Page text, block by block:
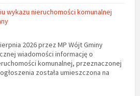
wykazu nieruchomości komunalnej
2026 przez MP Wójt Gminy
wiadomości informację o
komunalnej, przeznaczonej
została umieszczona na